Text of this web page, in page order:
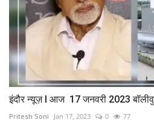
इंदौर न्यूज़ l आज 17 जनवरी 2023
Pritesh Soni Jan 17, 2023 0 77